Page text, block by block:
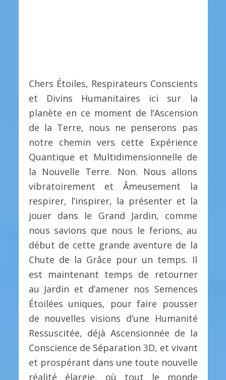
Chers Étoiles, Respirateurs Conscients
et Divins Humanitaires ici sur la
planète en ce moment de l’Ascension
de la Terre, nous ne penserons pas
notre chemin vers cette Expérience
Quantique et Multidimensionnelle de
la Nouvelle Terre. Non. Nous allons
vibratoirement et Âmeusement la
respirer, l’inspirer, la présenter et la
jouer dans le Grand Jardin, comme
nous savions que nous le ferions, au
début de cette grande aventure de la
Chute de la Grâce pour un temps. Il
est maintenant temps de retourner
au Jardin et d’amener nos Semences
Étoilées uniques, pour faire pousser
de nouvelles visions d’une Humanité
Ressuscitée, déjà Ascensionnée de la
Conscience de Séparation 3D, et vivant
et prospérant dans une toute nouvelle
réalité élargie, où tout le monde